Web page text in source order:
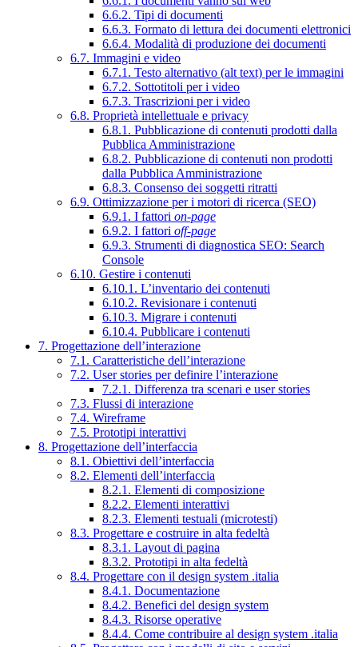
6.6.2. Tipi di documenti
6.6.3. Formato di lettura dei documenti elettronici
6.6.4. Modalità di produzione dei documenti
6.7. Immagini e video
6.7.1. Testo alternativo (alt text) per le immagini
6.7.2. Sottotitoli per i video
6.7.3. Trascrizioni per i video
6.8. Proprietà intellettuale e privacy
6.8.1. Pubblicazione di contenuti prodotti dalla
Pubblica Amministrazione
6.8.2. Pubblicazione di contenuti non prodotti
dalla Pubblica Amministrazione
6.8.3. Consenso dei soggetti ritratti
6.9. Ottimizzazione per i motori di ricerca (SEO)
6.9.1. I fattori on-page
6.9.2. I fattori off-page
6.9.3. Strumenti di diagnostica SEO: Search
Console
6.10. Gestire i contenuti
6.10.1. L’inventario dei contenuti
6.10.2. Revisionare i contenuti
6.10.3. Migrare i contenuti
6.10.4. Pubblicare i contenuti
7. Progettazione dell’interazione
7.1. Caratteristiche dell’interazione
7.2. User stories per definire l’interazione
7.2.1. Differenza tra scenari e user stories
7.3. Flussi di interazione
7.4. Wireframe
7.5. Prototipi interattivi
8. Progettazione dell’interfaccia
8.1. Obiettivi dell’interfaccia
8.2. Elementi dell’interfaccia
8.2.1. Elementi di composizione
8.2.2. Elementi interattivi
8.2.3. Elementi testuali (microtesti)
8.3. Progettare e costruire in alta fedeltà
8.3.1. Layout di pagina
8.3.2. Prototipi in alta fedeltà
8.4. Progettare con il design system .italia
8.4.1. Documentazione
8.4.2. Benefici del design system
8.4.3. Risorse operative
8.4.4. Come contribuire al design system .italia